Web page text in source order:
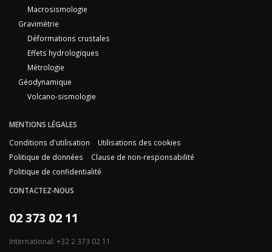
Macrosismologie
Gravimétrie
Déformations crustales
Effets hydrologiques
Métrologie
Géodynamique
Volcano-sismologie
MENTIONS LÉGALES
Conditions d'utilisation
Utilisations des cookies
Politique de données
Clause de non-responsabilité
Politique de confidentialité
CONTACTEZ-NOUS
02 373 02 11
International: +32 2 373 02 11